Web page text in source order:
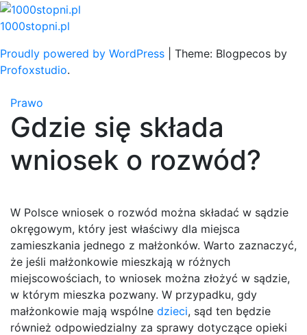
Skip
to
1000stopni.pl
Proudly powered by WordPress
Theme: Blogpecos by
Profoxstudio.
Prawo
Gdzie się składa
wniosek o rozwód?
W Polsce wniosek o rozwód można składać w sądzie
okręgowym, który jest właściwy dla miejsca
zamieszkania jednego z małżonków. Warto zaznaczyć,
że jeśli małżonkowie mieszkają w różnych
miejscowościach, to wniosek można złożyć w sądzie,
w którym mieszka pozwany. W przypadku, gdy
małżonkowie mają wspólne dzieci, sąd ten będzie
również odpowiedzialny za sprawy dotyczące opieki